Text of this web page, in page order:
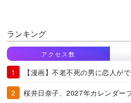
ランキング
アクセス数
【漫画】不老不死の男に恋人が
桜井日奈子、2027年カレンダー